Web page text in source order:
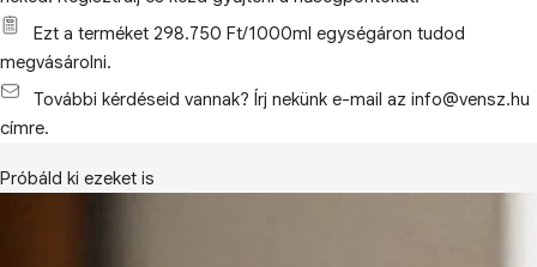
Ezt a terméket 298.750 Ft/1000ml egységáron tudod
megvásárolni.
További kérdéseid vannak? Írj nekünk e-mail az info@vensz.hu
címre.
Próbáld ki ezeket is